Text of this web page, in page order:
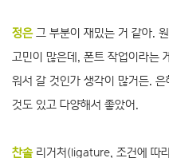
정은그 부분이 재밌는 거 같아.
고민이 많은데, 폰트 작업이라는
워서 갈 것인가 생각이 많거든.
것도 있고 다양해서 좋았어.
찬솔리거처(ligature, 조건에 따